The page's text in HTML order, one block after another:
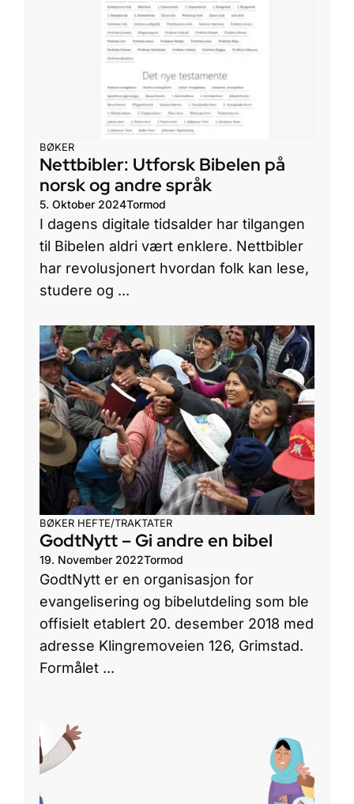
BØKER
Nettbibler: Utforsk Bibelen på
norsk og andre språk
5. Oktober 2024Tormod
I dagens digitale tidsalder har tilgangen
til Bibelen aldri vært enklere. Nettbibler
har revolusjonert hvordan folk kan lese,
studere og ...
BØKER HEFTE/TRAKTATER
GodtNytt – Gi andre en bibel
19. November 2022Tormod
GodtNytt er en organisasjon for
evangelisering og bibelutdeling som ble
offisielt etablert 20. desember 2018 med
adresse Klingremoveien 126, Grimstad.
Formålet ...